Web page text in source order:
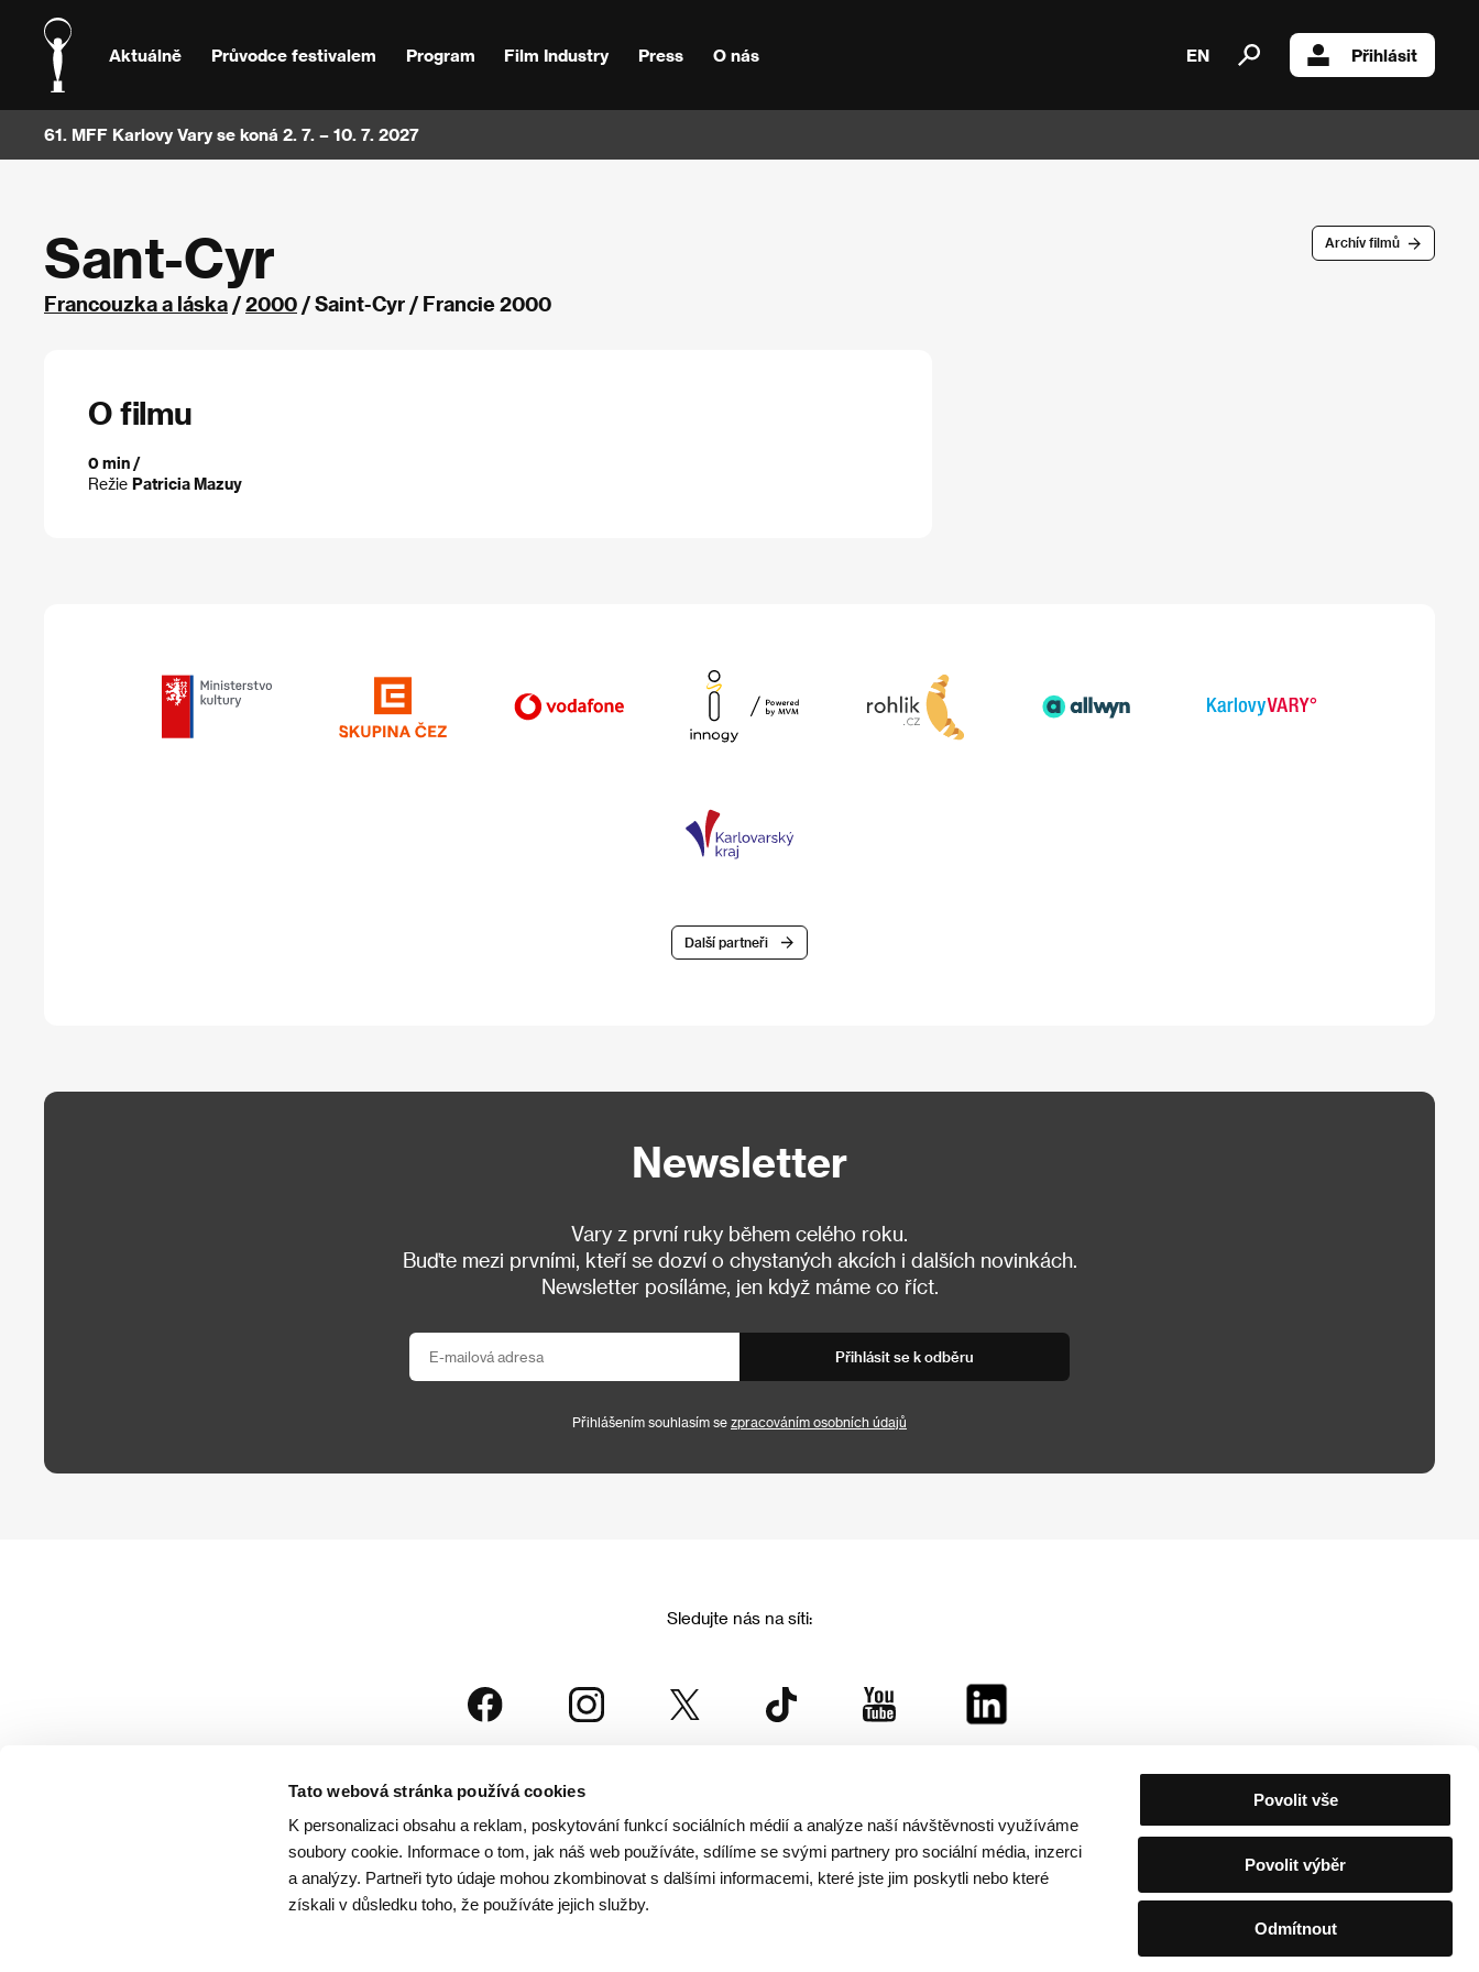
Tato webová stránka používá cookies
K personalizaci obsahu a reklam, poskytování funkcí sociálních médií a analýze naší návštěvnosti využíváme
soubory cookie. Informace o tom, jak náš web používáte, sdílíme se svými partnery pro sociální média, inzerci
a analýzy. Partneři tyto údaje mohou zkombinovat s dalšími informacemi, které jste jim poskytli nebo které
získali v důsledku toho, že používáte jejich služby.
Povolit vše
Povolit výběr
Odmítnout
Aktuálně Průvodce festivalem Program Film Industry Press O nás EN Přihlásit
61. MFF Karlovy Vary se koná 2. 7. – 10. 7. 2027
Archív filmů
Sant-Cyr
Francouzka a láska /2000 / Saint-Cyr / Francie 2000
O filmu
0 min /
Režie Patricia Mazuy
Další partneři
Newsletter
Vary z první ruky během celého roku.
Buďte mezi prvními, kteří se dozví o chystaných akcích i dalších novinkách.
Newsletter posíláme, jen když máme co říct.
Přihlásit se k odběru
Přihlášením souhlasím se zpracováním osobních údajů
Sledujte nás na síti:
je součástí rodiny KVIFF Group, která zastřešuje i další projekty: